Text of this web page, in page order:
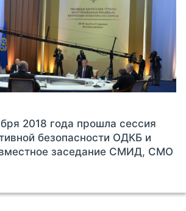
2018 года прошла сессия
безопасности ОДКБ и
заседание СМИД, СМО